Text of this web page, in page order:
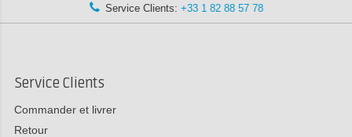
Service Clients: +33 1 82 88 57 78
Service Clients
Commander et livrer
Retour